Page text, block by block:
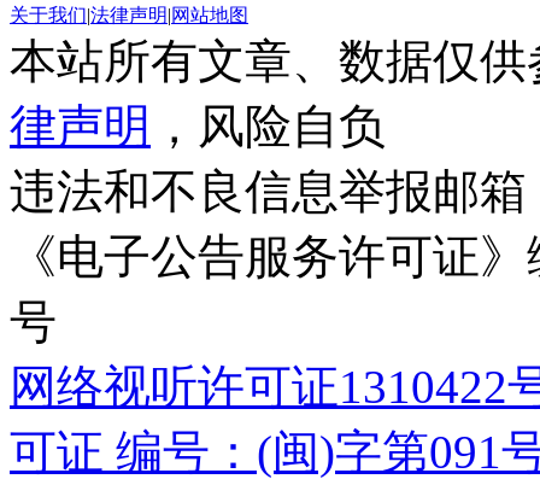
关于我们|法律声明|网站地图
本站所有文章、数据仅
律声明 ，风险自负
违法和不良信息举报邮箱
《电子公告服务许可证
号
网络视听许可证1310422
可证 编号：(闽)字第091